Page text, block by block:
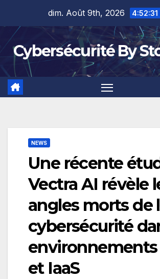
content
dim. Août 9th, 2026 4:52:32
Cybersécurité By
NEWS
Une récente
Vectra AI révèle
angles morts de
cybersécurité
environnements
et IaaS